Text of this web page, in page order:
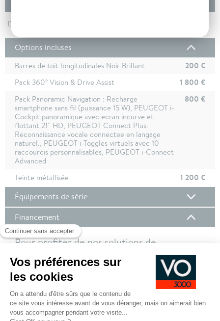
17/07/2025 - 3 219 km - Bleu Ingaro -
Options incluses
Barres de toit longitudinales Noir Brillant 200 €
Pack 360° Vision & Drive Assist 1 800 €
Pack Panoramic Navigation : Recharge
smartphone sans fil (puissance 15 W), PEUGEOT i-
Cockpit panoramique avec ecran incurve et
flottant 21'' HD, PEUGEOT Connect Plus:
Reconnaissance vocale connectee en langage
naturel., PEUGEOT i-Toggles virtuels avec 10
raccourcis personnalisables, PEUGEOT i-Connect
Advanced
800 €
Teinte métallisée
1 200 €
Équipements de série
Financement
Pour profiter de nos solutions de
financement, nous vous invitons à vous
connecter à votre compte client !
Pour plus de de détails sur nos offres de financement,
cliquez ici